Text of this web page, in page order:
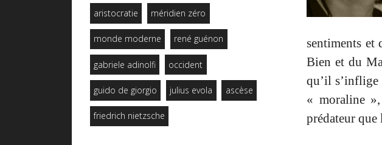
aristocratie méridien zéro
monde moderne rené guénon
gabriele adinolfi occident
guido de giorgio julius evola ascèse
friedrich nietzsche
sentiments et
Bien et du
qu’il s’inflige
« moraline
prédateur que